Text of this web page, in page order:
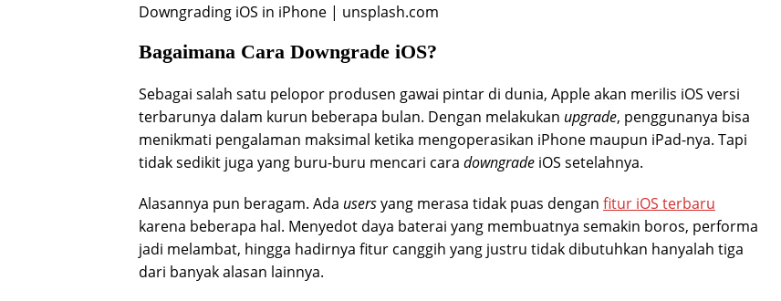
Downgrading iOS in iPhone | unsplash.com
Bagaimana Cara Downgrade iOS?
Sebagai salah satu pelopor produsen gawai pintar di dunia, Apple akan merilis iOS versi
terbarunya dalam kurun beberapa bulan. Dengan melakukan upgrade, penggunanya bisa
menikmati pengalaman maksimal ketika mengoperasikan iPhone maupun iPad-nya. Tapi
tidak sedikit juga yang buru-buru mencari cara downgrade iOS setelahnya.
Alasannya pun beragam. Ada usersyang merasa tidak puas dengan fitur iOS terbaru
karena beberapa hal. Menyedot daya baterai yang membuatnya semakin boros, performa
jadi melambat, hingga hadirnya fitur canggih yang justru tidak dibutuhkan hanyalah tiga
dari banyak alasan lainnya.